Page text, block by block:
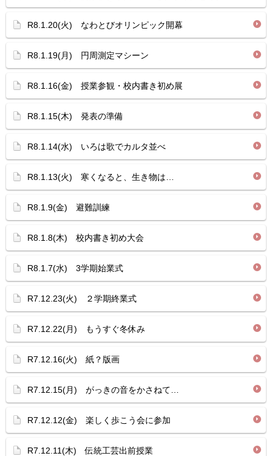
R8.1.20(火) なわとびオリンピック開幕
R8.1.19(月) 円周測定マシーン
R8.1.16(金) 授業参観・校内書き初め展
R8.1.15(木) 発表の準備
R8.1.14(水) いろは歌でカルタ並べ
R8.1.13(火) 寒くなると、生き物は…
R8.1.9(金) 避難訓練
R8.1.8(木) 校内書き初め大会
R8.1.7(水) 3学期始業式
R7.12.23(火) ２学期終業式
R7.12.22(月) もうすぐ冬休み
R7.12.16(火) 紙？版画
R7.12.15(月) がっきの音をかさねて…
R7.12.12(金) 楽しく歩こう会に参加
R7.12.11(木) 伝統工芸出前授業